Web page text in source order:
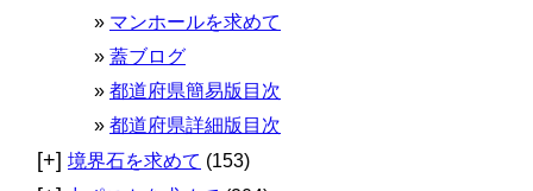
マンホールを求めて
蓋ブログ
都道府県簡易版目次
都道府県詳細版目次
[+] 境界石を求めて (153)